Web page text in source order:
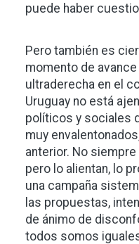
puede haber
Pero también es
momento de
ultraderecha en el
Uruguay no está
políticos y sociales
muy
anterior. No
pero lo alientan, lo
una campaña
las propuestas,
de ánimo de
todos somos